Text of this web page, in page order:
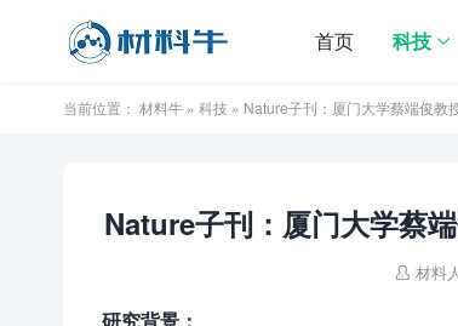
首页 科技
当前位置： 材料牛 » 科技 » Nature子刊：厦门大学蔡端俊教
Nature子刊：厦门大学蔡
 材料